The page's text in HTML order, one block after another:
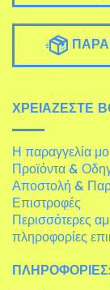
ΧΡΕΙΆΖΕΣΤΕ
Η παραγγελία
Προϊόντα &
Αποστολή &
Επιστροφές
Περισσότερες
πληροφορίες